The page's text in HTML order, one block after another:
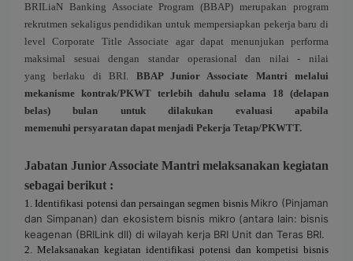
BRILiaN Banking Associate Program (BBAP) merupakan program
rekrutmen sekaligus pendidikan untuk mempersiapkan pekerja baru di
level Corporate Title Associate agar dapat menunjukan performa
maksimal sesuai dengan standar operasional dan nilai - nilai
yang
berlaku di BRI. BBAP Junior Associate Mantri melalui
mekanisme kontrak/PKWT terlebih dahulu selama 18(delapan
belas) bulan untuk dilakukan evaluasi apabila
memenuhi persyaratan dapat menjadi Pekerja Tetap/PKWTT.
Jabatan Junior Associate Mantri melaksanakan kegiatan
sebagai berikut :
1.Identifikasi potensi dan persaingan segmen bisnis Mikro (Pinjaman
dan Simpanan) dan ekosistem bisnis mikro (antara lain: bisnis
keagenan (BRILink dll) di wilayah kerja BRI Unit dan Teras BRI.
2. Melaksanakan kegiatan identifikasi potensi dan kompetisi bisnis